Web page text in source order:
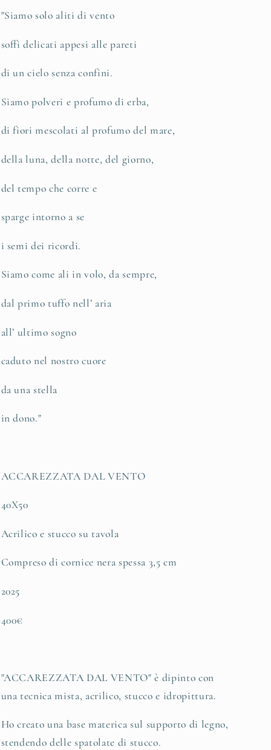
"Siamo solo aliti di vento
soffi delicati appesi alle pareti
di un cielo senza confini.
Siamo polveri e profumo di erba,
di fiori mescolati al profumo del mare,
della luna, della notte, del giorno,
del tempo che corre e
sparge intorno a se
i semi dei ricordi.
Siamo come ali in volo, da sempre,
dal primo tuffo nell’ aria
all’ ultimo sogno
caduto nel nostro cuore
da una stella
in dono."
ACCAREZZATA DAL VENTO
40X50
Acrilico e stucco su tavola
Compreso di cornice nera spessa 3,5 cm
2025
400€
"ACCAREZZATA DAL VENTO" è dipinto con
una tecnica mista, acrilico, stucco e idropittura.
Ho creato una base materica sul supporto di legno,
stendendo delle spatolate di stucco.